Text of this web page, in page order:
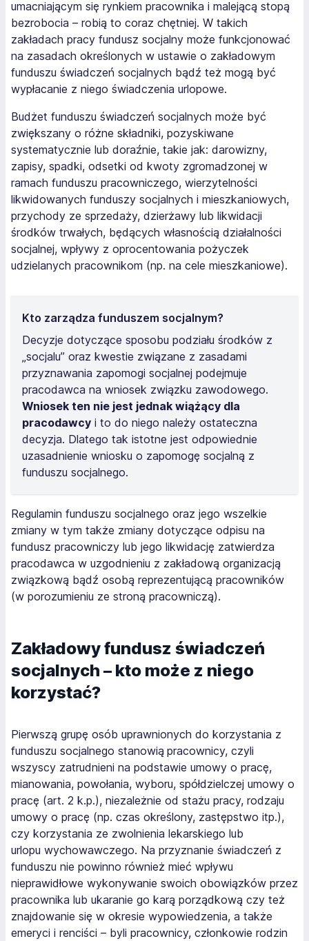
umacniającym się rynkiem pracownika i malejącą stopą
bezrobocia – robią to coraz chętniej. W takich
zakładach pracy fundusz socjalny może funkcjonować
na zasadach określonych w ustawie o zakładowym
funduszu świadczeń socjalnych bądź też mogą być
wypłacanie z niego świadczenia urlopowe.
Budżet funduszu świadczeń socjalnych może być
zwiększany o różne składniki, pozyskiwane
systematycznie lub doraźnie, takie jak: darowizny,
zapisy, spadki, odsetki od kwoty zgromadzonej w
ramach funduszu pracowniczego, wierzytelności
likwidowanych funduszy socjalnych i mieszkaniowych,
przychody ze sprzedaży, dzierżawy lub likwidacji
środków trwałych, będących własnością działalności
socjalnej, wpływy z oprocentowania pożyczek
udzielanych pracownikom (np. na cele mieszkaniowe).
Kto zarządza funduszem socjalnym?
Decyzje dotyczące sposobu podziału środków z
„socjalu” oraz kwestie związane z zasadami
przyznawania zapomogi socjalnej podejmuje
pracodawca na wniosek związku zawodowego.
Wniosek ten nie jest jednak wiążący dla
pracodawcy i to do niego należy ostateczna
decyzja. Dlatego tak istotne jest odpowiednie
uzasadnienie wniosku o zapomogę socjalną z
funduszu socjalnego.
Regulamin funduszu socjalnego oraz jego wszelkie
zmiany w tym także zmiany dotyczące odpisu na
fundusz pracowniczy lub jego likwidację zatwierdza
pracodawca w uzgodnieniu z zakładową organizacją
związkową bądź osobą reprezentującą pracowników
(w porozumieniu ze stroną pracowniczą).
Zakładowy fundusz świadczeń
socjalnych – kto może z niego
korzystać?
Pierwszą grupę osób uprawnionych do korzystania z
funduszu socjalnego stanowią pracownicy, czyli
wszyscy zatrudnieni na podstawie umowy o pracę,
mianowania, powołania, wyboru, spółdzielczej umowy o
pracę (art. 2 k.p.), niezależnie od stażu pracy, rodzaju
umowy o pracę (np. czas określony, zastępstwo itp.),
czy korzystania ze zwolnienia lekarskiego lub
urlopu wychowawczego. Na przyznanie świadczeń z
funduszu nie powinno również mieć wpływu
nieprawidłowe wykonywanie swoich obowiązków przez
pracownika lub ukaranie go karą porządkową czy też
znajdowanie się w okresie wypowiedzenia, a także
emeryci i renciści – byli pracownicy, członkowie rodzin